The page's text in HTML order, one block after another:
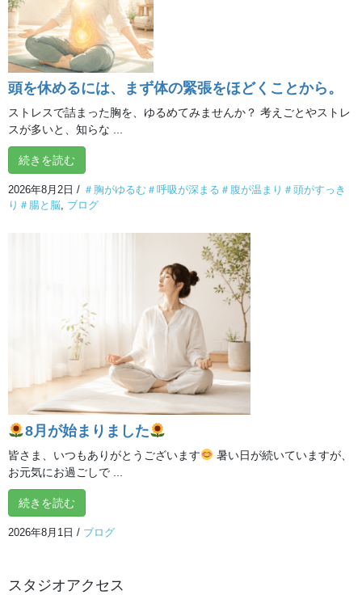
ブログ
2020年2月29日
内もものストレッチで 健康チ
ェック
2020年3月11日
最近の投稿
2026年8月6日
頭を休めるには、まず体の緊張をほどくことから。
ストレスで詰まった胸を、ゆるめてみませんか？ 考えごとやストレ
スが多いと、知らな ...
続きを読む
2026年8月2日 / ＃胸がゆるむ＃呼吸が深まる＃腹が温まり＃頭がすっき
り＃腸と脳 ブログ
8月が始まりました
皆さま、いつもありがとうございます
暑い日が続いていますが、
お元気にお過ごしで ...
続きを読む
2026年8月1日 / ブログ
スタジオアクセス